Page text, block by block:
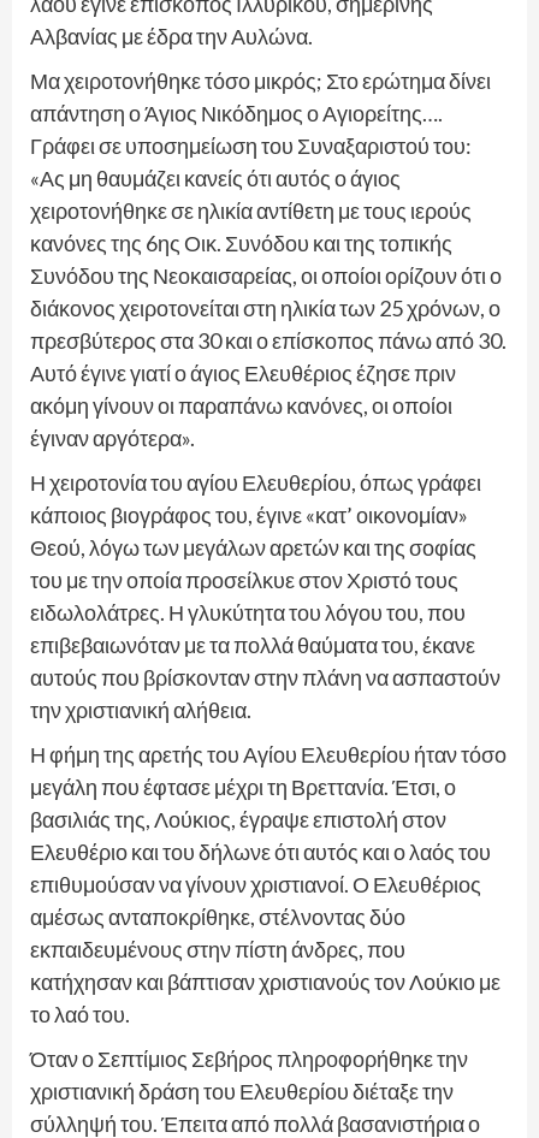
Αλβανίας με έδρα την Αυλώνα.
Μα χειροτονήθηκε τόσο μικρός; Στο ερώτημα δίνει
απάντηση ο Άγιος Νικόδημος ο Αγιορείτης….
Γράφει σε υποσημείωση του Συναξαριστού του:
«Ας μη θαυμάζει κανείς ότι αυτός ο άγιος
χειροτονήθηκε σε ηλικία αντίθετη με τους ιερούς
κανόνες της 6ης Οικ. Συνόδου και της τοπικής
Συνόδου της Νεοκαισαρείας, οι οποίοι ορίζουν ότι ο
διάκονος χειροτονείται στη ηλικία των 25 χρόνων, ο
πρεσβύτερος στα 30 και ο επίσκοπος πάνω από 30.
Αυτό έγινε γιατί ο άγιος Ελευθέριος έζησε πριν
ακόμη γίνουν οι παραπάνω κανόνες, οι οποίοι
έγιναν αργότερα».
Η χειροτονία του αγίου Ελευθερίου, όπως γράφει
κάποιος βιογράφος του, έγινε «κατ’ οικονομίαν»
Θεού, λόγω των μεγάλων αρετών και της σοφίας
του με την οποία προσείλκυε στον Χριστό τους
ειδωλολάτρες. Η γλυκύτητα του λόγου του, που
επιβεβαιωνόταν με τα πολλά θαύματα του, έκανε
αυτούς που βρίσκονταν στην πλάνη να ασπαστούν
την χριστιανική αλήθεια.
Η φήμη της αρετής του Αγίου Ελευθερίου ήταν τόσο
μεγάλη που έφτασε μέχρι τη Βρεττανία. Έτσι, ο
βασιλιάς της, Λούκιος, έγραψε επιστολή στον
Ελευθέριο και του δήλωνε ότι αυτός και ο λαός του
επιθυμούσαν να γίνουν χριστιανοί. Ο Ελευθέριος
αμέσως ανταποκρίθηκε, στέλνοντας δύο
εκπαιδευμένους στην πίστη άνδρες, που
κατήχησαν και βάπτισαν χριστιανούς τον Λούκιο με
το λαό του.
Όταν ο Σεπτίμιος Σεβήρος πληροφορήθηκε την
χριστιανική δράση του Ελευθερίου διέταξε την
σύλληψή του. Έπειτα από πολλά βασανιστήρια ο